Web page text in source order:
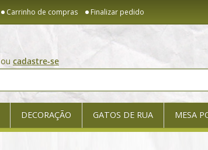
Carrinho de compras Finalizar pedido
ou cadastre-se
DECORAÇÃO GATOS DE RUA MESA